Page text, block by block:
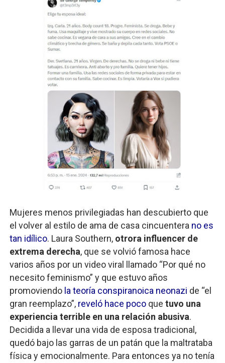
Mujeres menos privilegiadas han descubierto que
el volver al estilo de ama de casa cincuentera no es
tan idílico. Laura Southern, otrora influencer de
extrema derecha, que se volvió famosa hace
varios años por un video viral llamado “Por qué no
necesito feminismo” y que estuvo años
promoviendo la teoría conspiranoica neonazi de “el
gran reemplazo”, reveló hace pocoque tuvo una
experiencia terrible en una relación abusiva.
Decidida a llevar una vida de esposa tradicional,
quedó bajo las garras de un patán que la maltrataba
física y emocionalmente. Para entonces ya no tenía